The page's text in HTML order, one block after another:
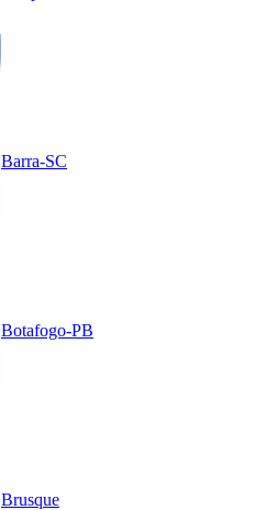
Barra-SC
Botafogo-PB
Brusque